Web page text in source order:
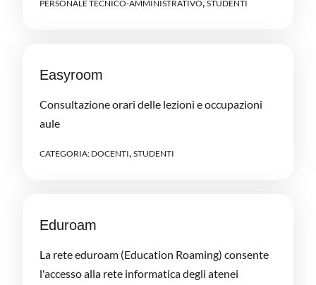
PERSONALE TECNICO-AMMINISTRATIVO STUDENTI
Easyroom
Consultazione orari delle lezioni e occupazioni
aule
CATEGORIA: DOCENTI, STUDENTI
Eduroam
La rete eduroam (Education Roaming) consente
l'accesso alla rete informatica degli atenei